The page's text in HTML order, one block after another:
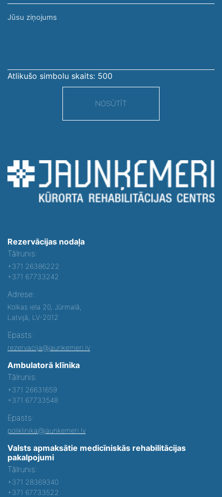
Jūsu
Atlikušo simbolu skaits: 500
NOSŪTĪT
Rezervācijas nodaļa
Tālrunis:
+371 26386222
+371 67733242
Adrese:
Kolkas iela 20, Jūrmalā,
Latvijā, LV-2012
Epasts:
rezervacija@jaunkemeri.lv
Ambulatorā klīnika
Tālrunis:
+371 26631659
+371 67733548
Epasts:
poliklinika@jaunkemeri.lv
Valsts apmaksātie medicīniskās rehabilitācijas
pakalpojumi
Tālrunis:
+371 28369340
+371 67733522